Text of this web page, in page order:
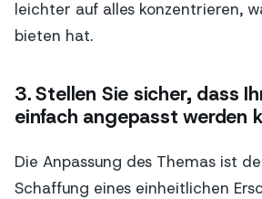
leichter auf alles konzentrieren,
bieten hat.
3. Stellen Sie sicher, dass
einfach angepasst werden
Die Anpassung des Themas ist
Schaffung eines einheitlichen